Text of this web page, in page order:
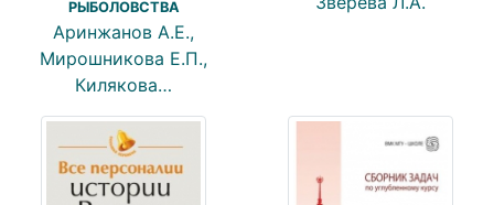
РЫБОЛОВСТВА
Аринжанов А.Е.,
Мирошникова Е.П.,
Килякова…